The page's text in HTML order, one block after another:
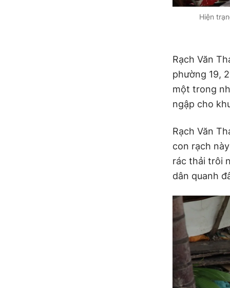
Hiện
Rạch Văn
phường 19,
một trong
ngập cho
Rạch Văn
con rạch
rác thải trôi
dân quanh